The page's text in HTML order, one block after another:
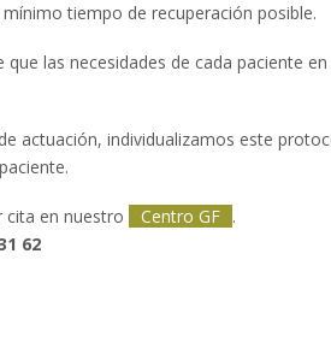
tiempo de recuperación posible.
las necesidades de cada paciente
actuación, individualizamos este
cita en nuestro Centro GF .
62